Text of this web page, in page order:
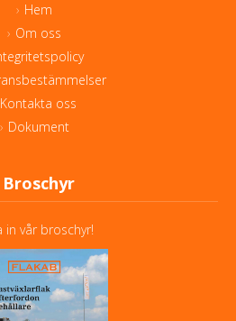
Hem
Om oss
Kontakta oss
Dokument
Broschyr
in vår broschyr!